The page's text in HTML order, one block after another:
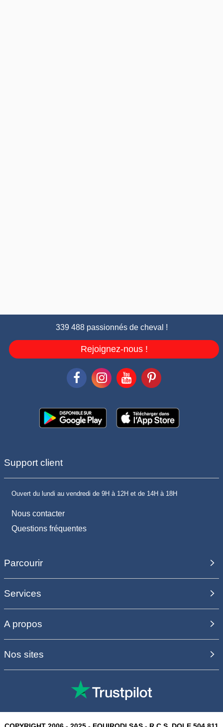
339 488 passionnés de cheval !
Rejoignez-nous !
Support client
Ouvert du lundi au vendredi de 9H à 12H et de 14H à 18H
Nous contacter
Questions fréquentes
Parcourir
Services
A propos
Nos sites